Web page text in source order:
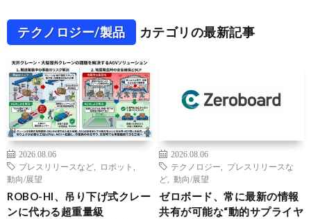
テクノロジー/製品 カテゴリの最新記事
2026.08.06
プレスリリースなど
ロボット
動向/展望
ROBO-HI、吊り下げ式クレー
ンに代わる超重量級
2026.08.06
テクノロジー
プレスリリースな
ど
動向/展望
ゼロボード、常に最新の情報
共有が可能な“動的サプライヤ